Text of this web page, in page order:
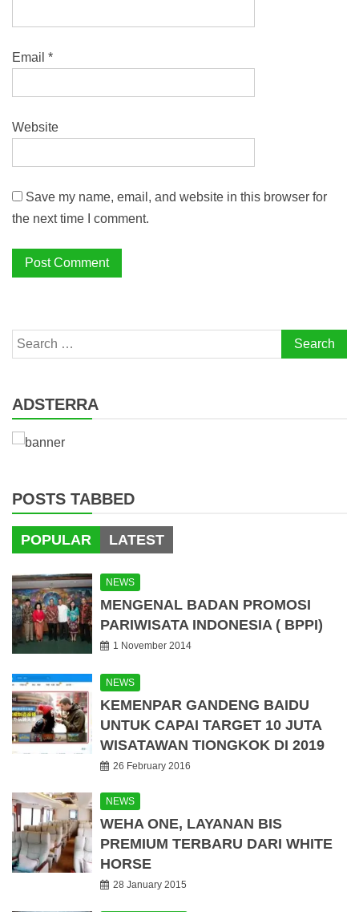
Email *
Website
Save my name, email, and website in this browser for
the next time I comment.
Search
for:
ADSTERRA
POSTS TABBED
POPULAR LATEST
NEWS
MENGENAL BADAN PROMOSI
PARIWISATA INDONESIA ( BPPI)
1 November 2014
NEWS
KEMENPAR GANDENG BAIDU
UNTUK CAPAI TARGET 10 JUTA
WISATAWAN TIONGKOK DI 2019
26 February 2016
NEWS
WEHA ONE, LAYANAN BIS
PREMIUM TERBARU DARI WHITE
HORSE
28 January 2015